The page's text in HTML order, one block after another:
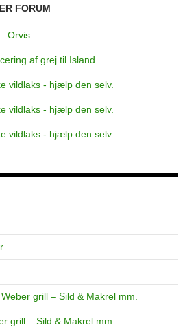
FORUM
Orvis...
af grej til Island
vildlaks - hjælp den selv.
vildlaks - hjælp den selv.
vildlaks - hjælp den selv.
grill – Sild & Makrel mm.
grill – Sild & Makrel mm.